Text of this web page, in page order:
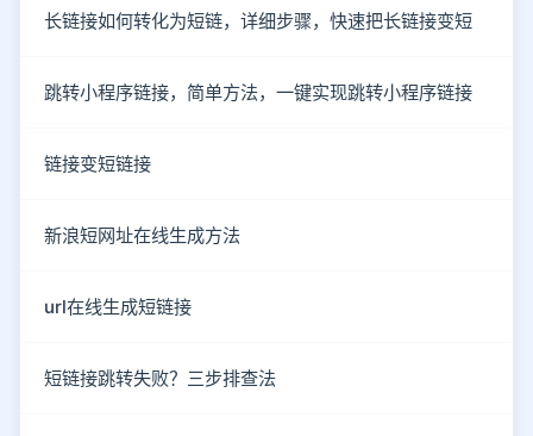
长链接如何转化为短链，详细步骤，快速把长链接变短
跳转小程序链接，简单方法，一键实现跳转小程序链接
链接变短链接
新浪短网址在线生成方法
url在线生成短链接
短链接跳转失败？三步排查法